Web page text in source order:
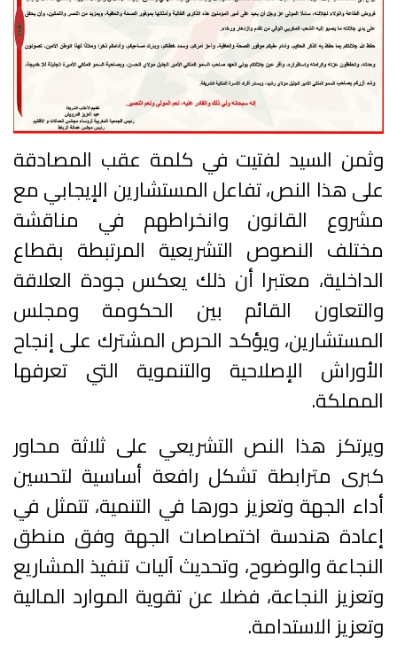
وثمن السيد لفتيت في كلمة عقب المصادقة
على هذا النص، تفاعل المستشارين الإيجابي مع
مشروع القانون وانخراطهم في مناقشة
مختلف النصوص التشريعية المرتبطة بقطاع
الداخلية، معتبرا أن ذلك يعكس جودة العلاقة
والتعاون القائم بين الحكومة ومجلس
المستشارين، ويؤكد الحرص المشترك على إنجاح
الأوراش الإصلاحية والتنموية التي تعرفها
المملكة.
ويرتكز هذا النص التشريعي على ثلاثة محاور
كبرى مترابطة تشكل رافعة أساسية لتحسين
أداء الجهة وتعزيز دورها في التنمية، تتمثل في
إعادة هندسة اختصاصات الجهة وفق منطق
النجاعة والوضوح، وتحديث آليات تنفيذ المشاريع
وتعزيز النجاعة، فضلا عن تقوية الموارد المالية
وتعزيز الاستدامة.